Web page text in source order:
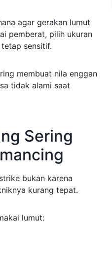
agar gerakan lumut
pemberat, pilih ukuran
sensitif.
membuat nila enggan
tidak alami saat
Sering
bukan karena
kurang tepat.
lumut: